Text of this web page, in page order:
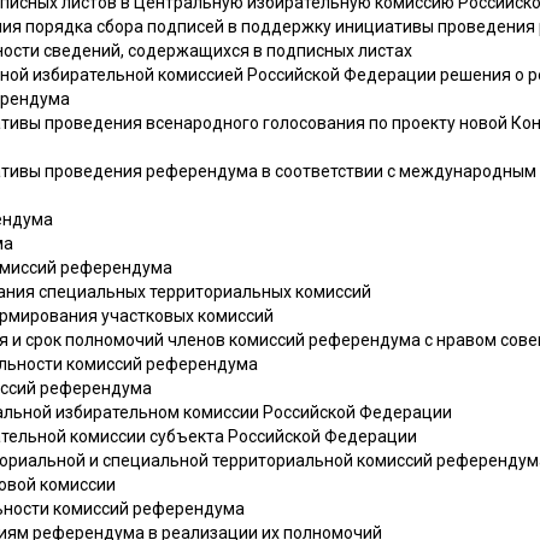
порядка сбора подписей в поддержку инициативы
сведений, содержащихся в подписных листах
избирательной комиссией Российской Федерации решения о
проведения всенародного голосования по проекту новой
проведения референдума в соответствии с международным
референдума
специальных территориальных комиссий
участковых комиссий
и срок полномочий членов комиссий референдума с нравом
комиссий референдума
референдума
избирательном комиссии Российской Федерации
комиссии субъекта Российской Федерации
и специальной территориальной комиссий
комиссии
комиссий референдума
референдума в реализации их полномочий